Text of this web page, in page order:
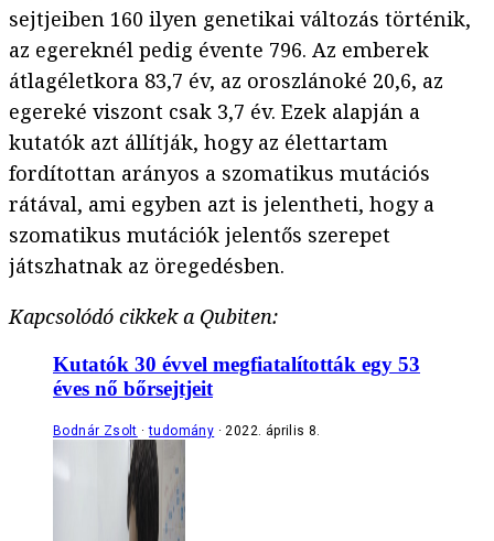
sejtjeiben 160 ilyen genetikai változás történik,
az egereknél pedig évente 796. Az emberek
átlagéletkora 83,7 év, az oroszlánoké 20,6, az
egereké viszont csak 3,7 év. Ezek alapján a
kutatók azt állítják, hogy az élettartam
fordítottan arányos a szomatikus mutációs
rátával, ami egyben azt is jelentheti, hogy a
szomatikus mutációk jelentős szerepet
játszhatnak az öregedésben.
Kapcsolódó cikkek a Qubiten:
Kutatók 30 évvel megfiatalították egy 53
éves nő bőrsejtjeit
Bodnár Zsolt tudomány 2022. április 8.